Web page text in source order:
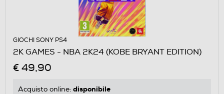
GIOCHI SONY PS4
2K GAMES - NBA 2K24 (KOBE BRYANT EDITION)
€ 49,90
Acquisto online: disponibile